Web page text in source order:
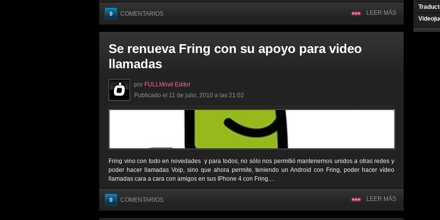
0 COMENTARIOS LEER MÁS
Se renueva Fring con su apoyo para video
llamadas
por FULLMóvil Editor
Publicado el 11 de julio, 2010 a las 21:02
Fring vino con todo en novedades y para todos, no sólo nos permitió mantenernos unidos a otras redes y
poder hacer llamadas Voip, sino que ahora permite, teniendo un Android con Fring, poder hacer vídeo
llamadas cara a cara con amigos en sus IPhone 4 con Fring....
0 COMENTARIOS LEER MÁS